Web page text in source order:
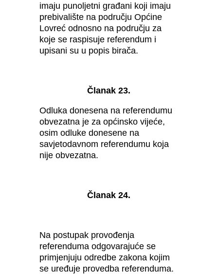
imaju punoljetni građani koji imaju
prebivalište na području Općine
Lovreć odnosno na području za
koje se raspisuje referendum i
upisani su u popis birača.
Članak 23.
Odluka donesena na referendumu
obvezatna je za općinsko vijeće,
osim odluke donesene na
savjetodavnom referendumu koja
nije obvezatna.
Članak 24.
Na postupak provođenja
referenduma odgovarajuće se
primjenjuju odredbe zakona kojim
se uređuje provedba referenduma.